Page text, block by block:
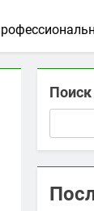
Поиск